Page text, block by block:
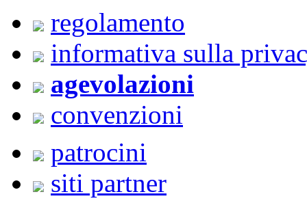
regolamento
informativa sulla
agevolazioni
convenzioni
patrocini
siti partner